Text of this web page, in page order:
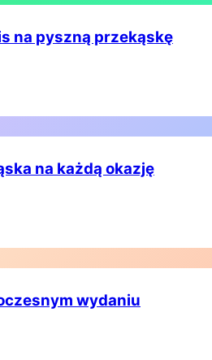
na pyszną przekąskę
na każdą okazję
wydaniu